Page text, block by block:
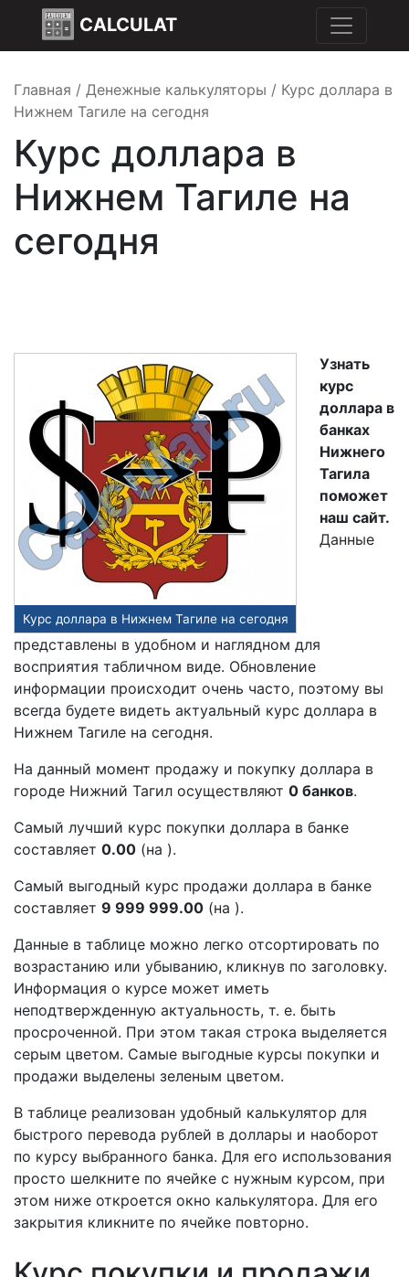
CALCULAT
Главная / Денежные калькуляторы / Курс доллара в
Нижнем Тагиле на сегодня
Курс доллара в
Нижнем Тагиле на
сегодня
Курс доллара в Нижнем Тагиле на сегодня
Узнать
курс
доллара в
банках
Нижнего
Тагила
поможет
наш сайт.
Данные
представлены в удобном и наглядном для
восприятия табличном виде. Обновление
информации происходит очень часто, поэтому вы
всегда будете видеть актуальный курс доллара в
Нижнем Тагиле на сегодня.
На данный момент продажу и покупку доллара в
городе Нижний Тагил осуществляют 0 банков.
Самый лучший курс покупки доллара в банке
составляет 0.00 (на ).
Самый выгодный курс продажи доллара в банке
составляет 9 999 999.00 (на ).
Данные в таблице можно легко отсортировать по
возрастанию или убыванию, кликнув по заголовку.
Информация о курсе может иметь
неподтвержденную актуальность, т. е. быть
просроченной. При этом такая строка выделяется
серым цветом. Самые выгодные курсы покупки и
продажи выделены зеленым цветом.
В таблице реализован удобный калькулятор для
быстрого перевода рублей в доллары и наоборот
по курсу выбранного банка. Для его использования
просто шелкните по ячейке с нужным курсом, при
этом ниже откроется окно калькулятора. Для его
закрытия кликните по ячейке повторно.